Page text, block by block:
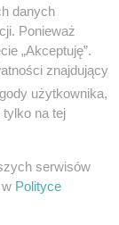
danych
Ponieważ
„Akceptuję”.
znajdujący
użytkownika,
na tej
serwisów
Polityce